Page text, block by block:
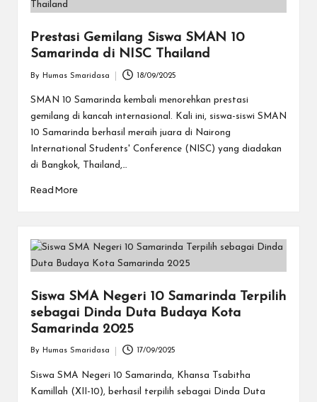
Prestasi Gemilang Siswa SMAN 10
Samarinda di NISC Thailand
by
By Humas Smaridasa 18/09/2025
SMAN 10 Samarinda kembali menorehkan prestasi
gemilang di kancah internasional. Kali ini, siswa-siswi SMAN
10 Samarinda berhasil meraih juara di Nairong
International Students' Conference (NISC) yang diadakan
di Bangkok, Thailand,…
Read More
Siswa SMA Negeri 10 Samarinda Terpilih
sebagai Dinda Duta Budaya Kota
Samarinda 2025
by
By Humas Smaridasa 17/09/2025
Siswa SMA Negeri 10 Samarinda, Khansa Tsabitha
Kamillah (XII-10), berhasil terpilih sebagai Dinda Duta